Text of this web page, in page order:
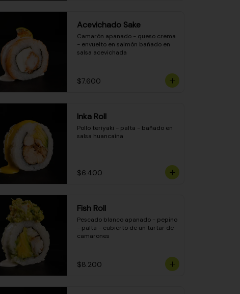
Acevichado Sake
Camarón apanado - queso crema
- envuelto en salmón bañado en
salsa acevichada
$7.600
Inka Roll
Pollo teriyaki - palta - bañado en
salsa huancaína
$6.400
Fish Roll
Pescado blanco apanado - pepino
- palta - cubierto de un tartar de
camarones
$8.200